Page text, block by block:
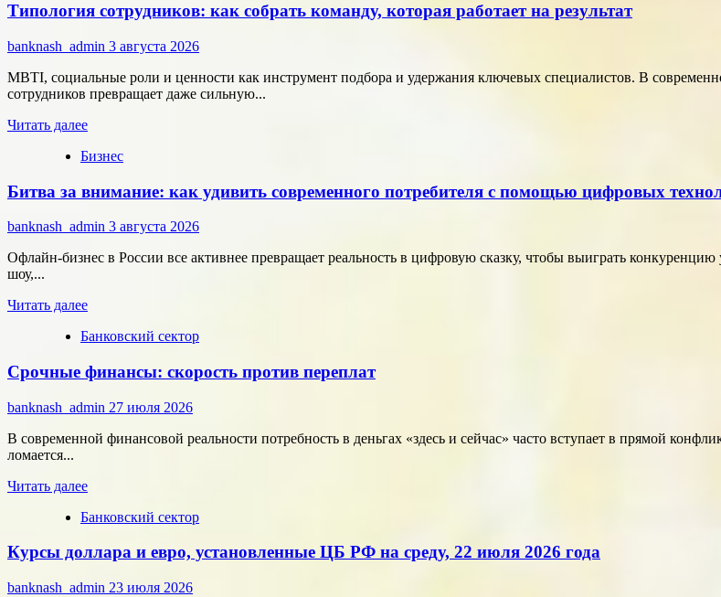
компаний
«Элемент»
развивает
сотрудничество
с
центрами
в
микроэлектроники
Типология сотрудников: как собрать команду, которая работает на результат
banknash_admin 3 августа 2026
MBTI, социальные роли и ценности как инструмент подбора и удержания ключевых специалистов. В
сотрудников превращает даже сильную...
Читать далееПрочитать
о
сотрудников:
собрать
команду,
которая
результат
Бизнес
Битва за внимание: как удивить современного потребителя с помощью цифровых
banknash_admin 3 августа 2026
Офлайн-бизнес в России все активнее превращает реальность в цифровую сказку, чтобы выиграть
шоу,...
Читать далееПрочитать
о
за
внимание:
как
удивить
современного
помощью
технологий
Банковский сектор
Срочные финансы: скорость против переплат
banknash_admin 27 июля 2026
В современной финансовой реальности потребность в деньгах «здесь и сейчас» часто вступает в прямой
ломается...
Читать далееПрочитать
о
финансы:
против
Банковский сектор
Курсы доллара и евро, установленные ЦБ РФ на среду, 22 июля 2026 года
banknash_admin 23 июля 2026